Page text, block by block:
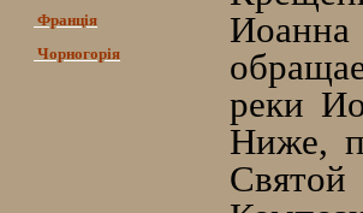
Франція
Чорногорія
реки
Ниже,